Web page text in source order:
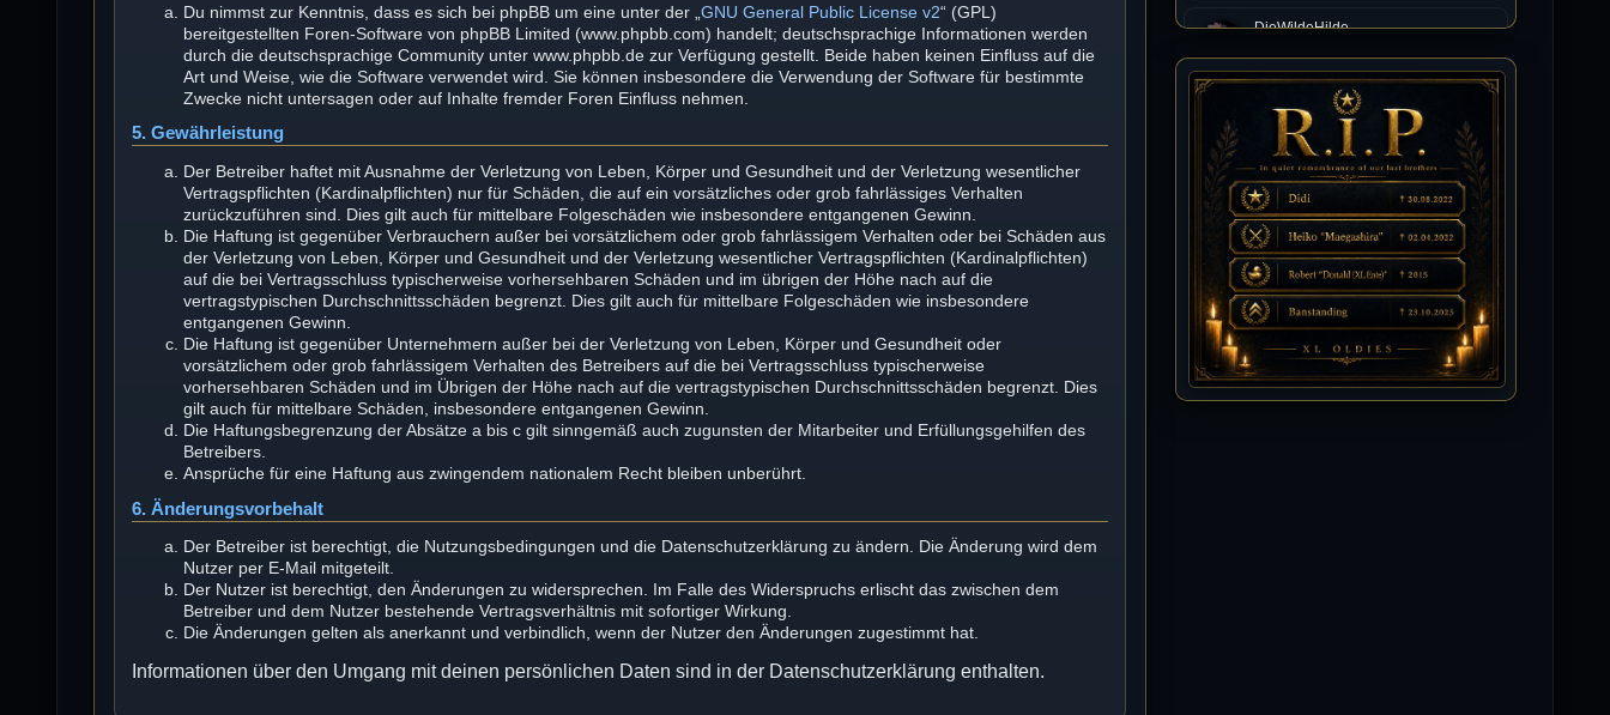
Du nimmst zur Kenntnis, dass es sich bei phpBB um eine unter der „GNU General Public License v2“ (GPL)
bereitgestellten Foren-Software von phpBB Limited (www.phpbb.com) handelt; deutschsprachige Informationen werden
durch die deutschsprachige Community unter www.phpbb.de zur Verfügung gestellt. Beide haben keinen Einfluss auf die
Art und Weise, wie die Software verwendet wird. Sie können insbesondere die Verwendung der Software für bestimmte
Zwecke nicht untersagen oder auf Inhalte fremder Foren Einfluss nehmen.
5. Gewährleistung
Der Betreiber haftet mit Ausnahme der Verletzung von Leben, Körper und Gesundheit und der Verletzung wesentlicher
Vertragspflichten (Kardinalpflichten) nur für Schäden, die auf ein vorsätzliches oder grob fahrlässiges Verhalten
zurückzuführen sind. Dies gilt auch für mittelbare Folgeschäden wie insbesondere entgangenen Gewinn.
Die Haftung ist gegenüber Verbrauchern außer bei vorsätzlichem oder grob fahrlässigem Verhalten oder bei Schäden aus
der Verletzung von Leben, Körper und Gesundheit und der Verletzung wesentlicher Vertragspflichten (Kardinalpflichten)
auf die bei Vertragsschluss typischerweise vorhersehbaren Schäden und im übrigen der Höhe nach auf die
vertragstypischen Durchschnittsschäden begrenzt. Dies gilt auch für mittelbare Folgeschäden wie insbesondere
entgangenen Gewinn.
Die Haftung ist gegenüber Unternehmern außer bei der Verletzung von Leben, Körper und Gesundheit oder
vorsätzlichem oder grob fahrlässigem Verhalten des Betreibers auf die bei Vertragsschluss typischerweise
vorhersehbaren Schäden und im Übrigen der Höhe nach auf die vertragstypischen Durchschnittsschäden begrenzt. Dies
gilt auch für mittelbare Schäden, insbesondere entgangenen Gewinn.
Die Haftungsbegrenzung der Absätze a bis c gilt sinngemäß auch zugunsten der Mitarbeiter und Erfüllungsgehilfen des
Betreibers.
Ansprüche für eine Haftung aus zwingendem nationalem Recht bleiben unberührt.
6. Änderungsvorbehalt
Der Betreiber ist berechtigt, die Nutzungsbedingungen und die Datenschutzerklärung zu ändern. Die Änderung wird dem
Nutzer per E-Mail mitgeteilt.
Der Nutzer ist berechtigt, den Änderungen zu widersprechen. Im Falle des Widerspruchs erlischt das zwischen dem
Betreiber und dem Nutzer bestehende Vertragsverhältnis mit sofortiger Wirkung.
Die Änderungen gelten als anerkannt und verbindlich, wenn der Nutzer den Änderungen zugestimmt hat.
Informationen über den Umgang mit deinen persönlichen Daten sind in der Datenschutzerklärung enthalten.
DieWildeHilde
Happy Birthday Chickpea
DieWildeHilde
10.07.2026 / 10:08
Hallo meine Lieben!
Isimiyaki
10.07.2026 / 00:34
Alles gute chickpea
Mojochilla
02.07.2026 / 15:53
Was geht aaaaaaaaaaaab